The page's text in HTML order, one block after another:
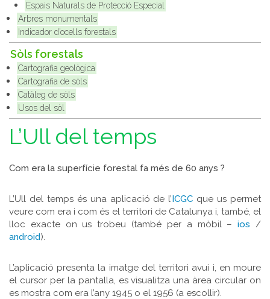
Espais Naturals de Protecció Especial
Arbres monumentals
Indicador d’ocells forestals
Sòls forestals
Cartografia geològica
Cartografia de sòls
Catàleg de sòls
Usos del sòl
L’Ull del temps
Com era la superfície forestal fa més de 60 anys ?
L’Ull del temps és una aplicació de l’ICGC que us permet
veure com era i com és el territori de Catalunya i, també, el
lloc exacte on us trobeu (també per a mòbil –ios /
android).
L’aplicació presenta la imatge del territori avui i, en moure
el cursor per la pantalla, es visualitza una àrea circular on
es mostra com era l’any 1945 o el 1956 (a escollir).